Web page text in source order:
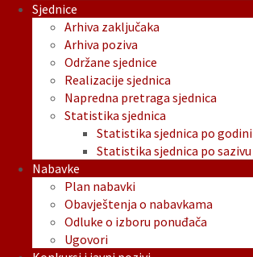
Sjednice
Arhiva zaključaka
Arhiva poziva
Održane sjednice
Realizacije sjednica
Napredna pretraga sjednica
Statistika sjednica
Statistika sjednica po godini
Statistika sjednica po sazivu
Nabavke
Plan nabavki
Obavještenja o nabavkama
Odluke o izboru ponuđača
Ugovori